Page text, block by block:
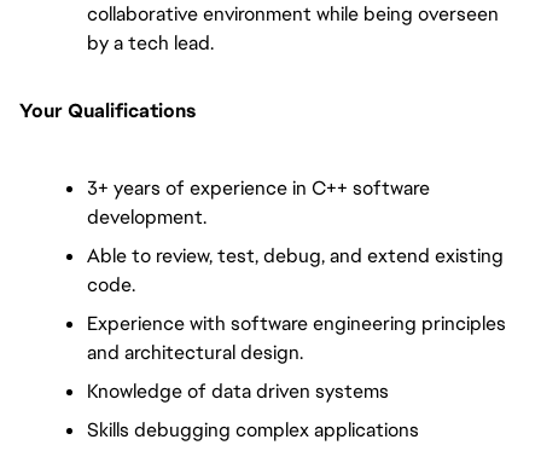
collaborative environment while being overseen
by a tech lead.
Your Qualifications
3+ years of experience in C++ software
development.
Able to review, test, debug, and extend existing
code.
Experience with software engineering principles
and architectural design.
Knowledge of data driven systems
Skills debugging complex applications